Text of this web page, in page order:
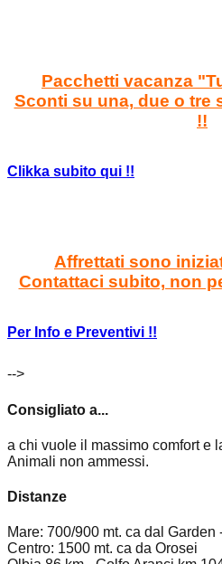
Pacchetti vacanza
Sconti su una, due o tre
!!
Clikka subito qui !!
Affrettati sono
Contattaci subito, non
Per Info e Preventivi !!
-->
Consigliato a...
a chi vuole il massimo comfort e
Animali non ammessi.
Distanze
Mare: 700/900 mt. ca dal
Centro: 1500 mt. ca da Orosei